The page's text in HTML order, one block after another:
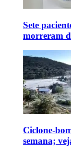
Sete
morreram
Ciclone-
semana;